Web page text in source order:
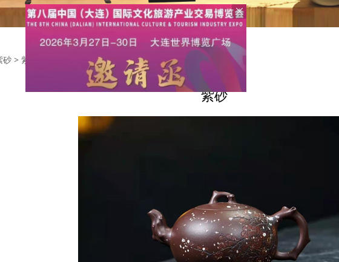
砂 > 紫砂
紫砂